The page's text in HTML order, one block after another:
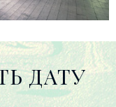
ДАТУ